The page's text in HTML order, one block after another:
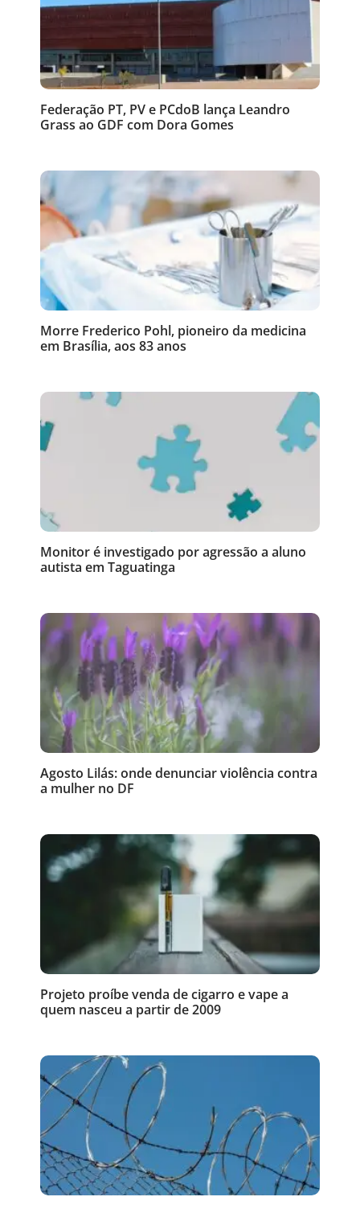
Federação PT, PV e PCdoB lança Leandro
Grass ao GDF com Dora Gomes
Morre Frederico Pohl, pioneiro da medicina
em Brasília, aos 83 anos
Monitor é investigado por agressão a aluno
autista em Taguatinga
Agosto Lilás: onde denunciar violência contra
a mulher no DF
Projeto proíbe venda de cigarro e vape a
quem nasceu a partir de 2009